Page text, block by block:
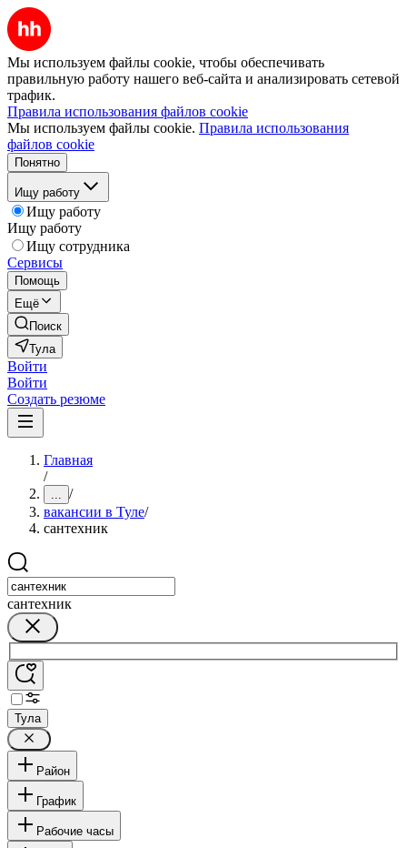
Мы используем файлы cookie, чтобы обеспечивать
правильную работу нашего веб-сайта и анализировать сетевой
трафик.
Правила использования файлов cookie
Мы используем файлы cookie. Правила использования
файлов cookie
Понятно
Ищу работу
Ищу работу
Ищу работу
Ищу сотрудника
Сервисы
Помощь
Ещё
Поиск
Тула
Войти
Войти
Создать резюме
Главная
/
... /
вакансии в Туле/
сантехник
сантехник
Тула
Район
График
Рабочие часы